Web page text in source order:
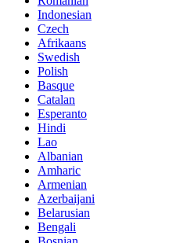
Indonesian
Czech
Afrikaans
Swedish
Polish
Basque
Catalan
Esperanto
Hindi
Lao
Albanian
Amharic
Armenian
Azerbaijani
Belarusian
Bengali